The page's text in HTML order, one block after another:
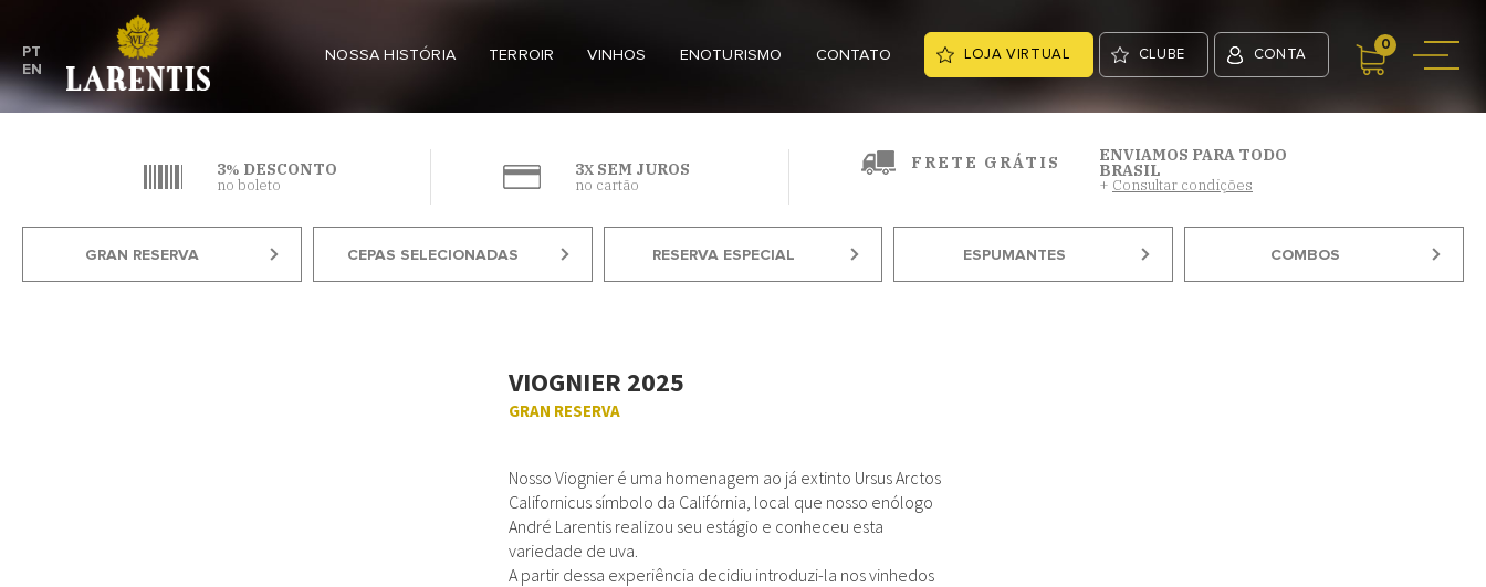
PT
EN
NOSSA HISTÓRIA TERROIR VINHOS ENOTURISMO CONTATO LOJA VIRTUAL CLUBE CONTA
0
3% DESCONTO
no boleto
3X SEM JUROS
no cartão
FRETE GRÁTIS ENVIAMOS PARA TODO
BRASIL
+ Consultar condições
GRAN RESERVA CEPAS SELECIONADAS RESERVA ESPECIAL ESPUMANTES COMBOS
VIOGNIER 2025
GRAN RESERVA
Nosso Viognier é uma homenagem ao já extinto Ursus Arctos
Californicus símbolo da Califórnia, local que nosso enólogo
André Larentis realizou seu estágio e conheceu esta
variedade de uva.
A partir dessa experiência decidiu introduzi-la nos vinhedos